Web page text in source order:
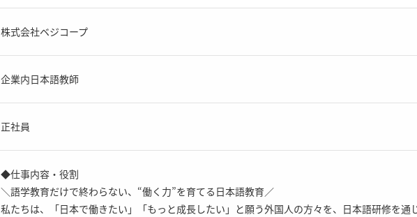
株式会社ベジコープ
企業内日本語教師
正社員
◆仕事内容・役割
＼語学教育だけで終わらない、“働く力”を育てる日本語教育／
私たちは、「日本で働きたい」「もっと成長したい」と願う外国人の方々を、日本語研修を通